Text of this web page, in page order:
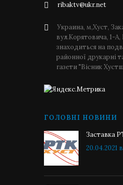
ribaktv@ukr.net
Украина, м,Хуст,
вул.Корятовича, 1-А,
знаходиться на
районної друкарні
газети "Вісник
ГОЛОВНІ НОВИНИ
Заставка
20.04.2021 в